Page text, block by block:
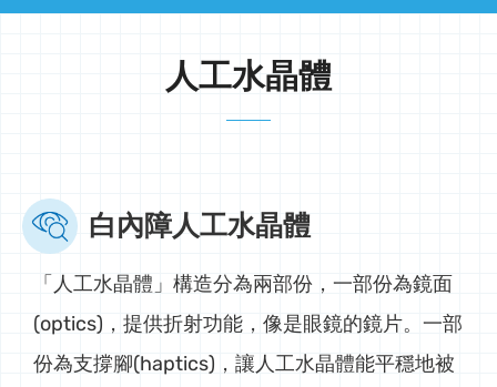
人工水晶體
白內障人工水晶體
「人工水晶體」構造分為兩部份，一部份為鏡面
(optics)，提供折射功能，像是眼鏡的鏡片。一部
份為支撐腳(haptics)，讓人工水晶體能平穩地被